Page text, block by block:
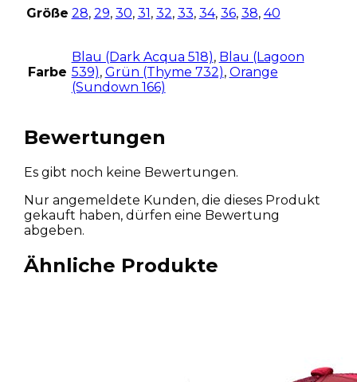
Größe 28, 29, 30, 31 , 32, 33, 34, 36, 38, 40
Farbe
Blau (Dark Acqua 518), Blau (Lagoon
539), Grün (Thyme 732), Orange
(Sundown 166)
Bewertungen
Es gibt noch keine Bewertungen.
Nur angemeldete Kunden, die dieses Produkt
gekauft haben, dürfen eine Bewertung
abgeben.
Ähnliche Produkte